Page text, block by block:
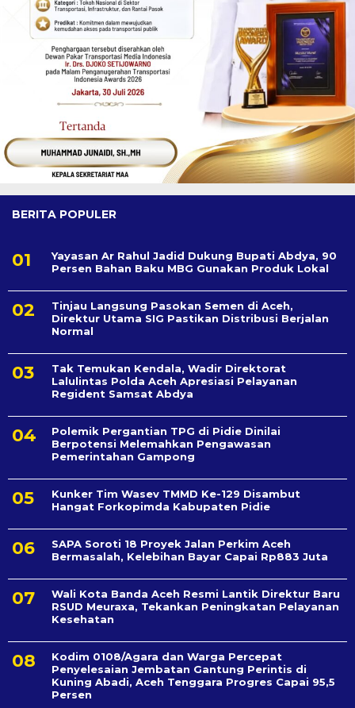
BERITA POPULER
Yayasan Ar Rahul Jadid Dukung Bupati Abdya, 90
Persen Bahan Baku MBG Gunakan Produk Lokal
Tinjau Langsung Pasokan Semen di Aceh,
Direktur Utama SIG Pastikan Distribusi Berjalan
Normal
Tak Temukan Kendala, Wadir Direktorat
Lalulintas Polda Aceh Apresiasi Pelayanan
Regident Samsat Abdya
Polemik Pergantian TPG di Pidie Dinilai
Berpotensi Melemahkan Pengawasan
Pemerintahan Gampong
Kunker Tim Wasev TMMD Ke-129 Disambut
Hangat Forkopimda Kabupaten Pidie
SAPA Soroti 18 Proyek Jalan Perkim Aceh
Bermasalah, Kelebihan Bayar Capai Rp883 Juta
Wali Kota Banda Aceh Resmi Lantik Direktur Baru
RSUD Meuraxa, Tekankan Peningkatan Pelayanan
Kesehatan
Kodim 0108/Agara dan Warga Percepat
Penyelesaian Jembatan Gantung Perintis di
Kuning Abadi, Aceh Tenggara Progres Capai 95,5
Persen